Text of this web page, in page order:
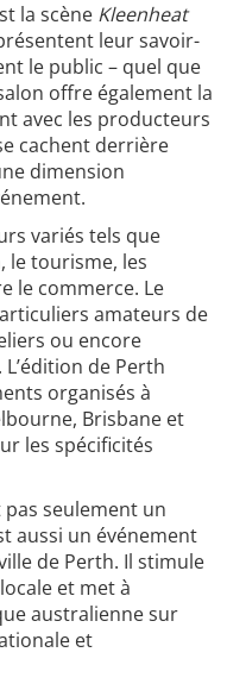
la scène Kleenheat
leur savoir-
le public – quel que
offre également la
avec les producteurs
cachent derrière
dimension
variés tels que
le tourisme, les
le commerce. Le
amateurs de
ou encore
de Perth
organisés à
Brisbane et
les spécificités
pas seulement un
aussi un événement
de Perth. Il stimule
et met à
australienne sur
et